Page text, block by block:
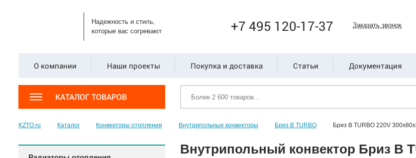
Надежность и стиль,
которые вас согревают
+7 495 120-17-37 Заказать звонок
О компании Наши проекты Покупка и доставка Статьи Документация
КАТАЛОГ ТОВАРОВ
KZTO.ru Каталог Конвекторы отопления Внутрипольные конвекторы Бриз В TURBO Бриз В TURBO 220V
Внутрипольный конвектор Бриз В